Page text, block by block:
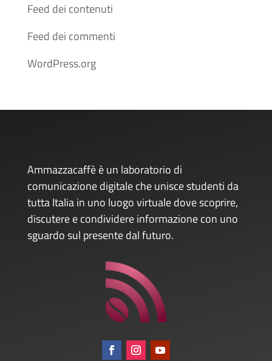
Feed dei contenuti
Feed dei commenti
WordPress.org
Ammazzacaffè è un laboratorio di
comunicazione digitale che unisce studenti da
tutta Italia in uno luogo virtuale dove scoprire,
discutere e condividere informazione con uno
sguardo sul presente dal futuro.